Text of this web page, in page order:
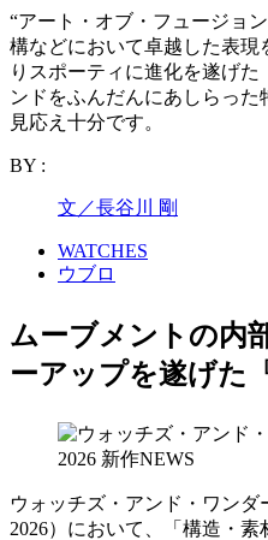
“アート・オブ・フュージョ
構などにおいて卓越した表現
りスポーティに進化を遂げ
ンドをふんだんにあしらっ
見応え十分です。
BY :
文／長谷川 剛
WATCHES
ウブロ
ムーブメントの内
ーアップを遂げた
ウォッチズ・アンド・ワンダ
2026）において、「構造・